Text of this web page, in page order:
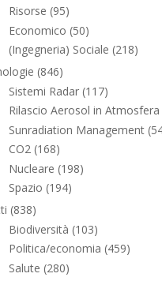
Risorse (95)
Economico (50)
(Ingegneria) Sociale (218)
(846)
Sistemi Radar (117)
Rilascio Aerosol in Atmosfera
Sunradiation Management
CO2 (168)
Nucleare (198)
Spazio (194)
(838)
Biodiversità (103)
Politica/economia (459)
Salute (280)